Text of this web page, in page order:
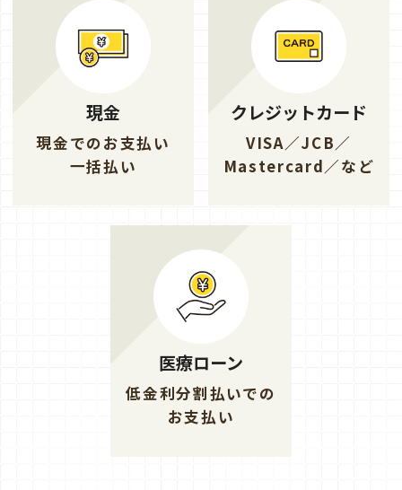
現金
現金でのお支払い
一括払い
クレジットカード
VISA／JCB／
Mastercard／など
医療ローン
低金利分割払いでの
お支払い